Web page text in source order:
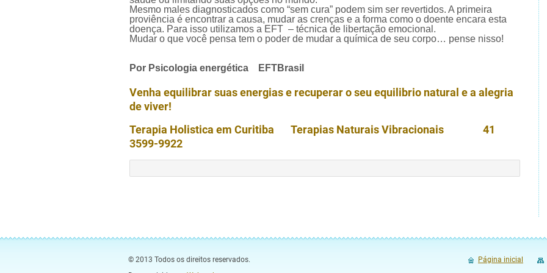
Mesmo males diagnosticados como “sem cura” podem sim ser revertidos. A primeira
proviência é encontrar a causa, mudar as crenças e a forma como o doente encara esta
doença. Para isso utilizamos a EFT – técnica de libertação emocional.
Mudar o que você pensa tem o poder de mudar a química de seu corpo… pense nisso!
Por Psicologia energética EFTBrasil
Venha equilibrar suas energias e recuperar o seu equilibrio natural e a alegria
de viver!
Terapia Holistica em Curitiba Terapias Naturais Vibracionais 41
3599-9922
© 2013 Todos os direitos reservados.
Página inicial